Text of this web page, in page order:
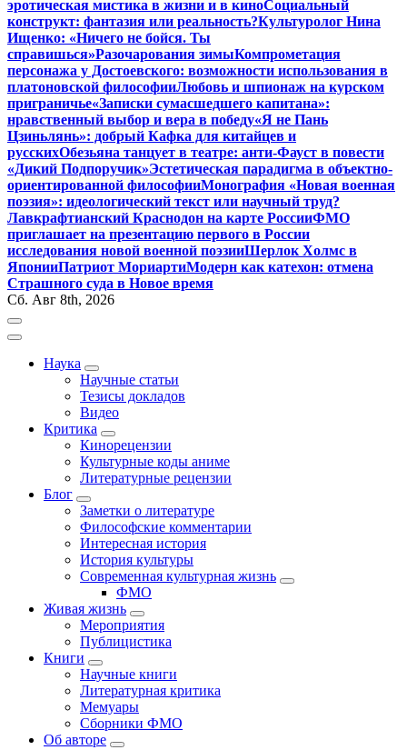
эротическая мистика в жизни и в киноСоциальный
конструкт: фантазия или реальность?Культуролог Нина
Ищенко: «Ничего не бойся. Ты
справишься»Разочарования зимыКомпрометация
персонажа у Достоевского: возможности использования в
платоновской философииЛюбовь и шпионаж на курском
приграничье«Записки сумасшедшего капитана»:
нравственный выбор и вера в победу«Я не Пань
Цзиньлянь»: добрый Кафка для китайцев и
русскихОбезьяна танцует в театре: анти-Фауст в повести
«Дикий Подпоручик»Эстетическая парадигма в объектно-
ориентированной философииМонография «Новая военная
поэзия»: идеологический текст или научный труд?
Лавкрафтианский Краснодон на карте РоссииФМО
приглашает на презентацию первого в России
исследования новой военной поэзииШерлок Холмс в
ЯпонииПатриот МориартиМодерн как катехон: отмена
Страшного суда в Новое время
Сб. Авг 8th, 2026
Наука
Научные статьи
Тезисы докладов
Видео
Критика
Кинорецензии
Культурные коды аниме
Литературные рецензии
Блог
Заметки о литературе
Философские комментарии
Интересная история
История культуры
Современная культурная жизнь
ФМО
Живая жизнь
Мероприятия
Публицистика
Книги
Научные книги
Литературная критика
Мемуары
Сборники ФМО
Об авторе